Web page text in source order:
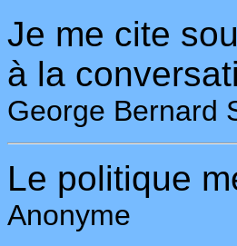
Je me cite
à la
George Bernard
Le politique
Anonyme